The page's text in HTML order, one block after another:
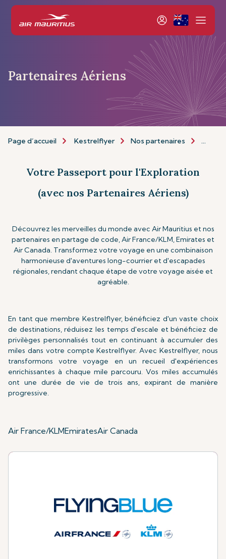
Partenaires Aériens
Page d’accueil Kestrelflyer Nos partenaires
Votre Passeport pour l'Exploration
(avec nos Partenaires Aériens)
Découvrez les merveilles du monde avec Air Mauritius et nos
partenaires en partage de code, Air France/KLM, Emirates et
Air Canada. Transformez votre voyage en une combinaison
harmonieuse d'aventures long-courrier et d'escapades
régionales, rendant chaque étape de votre voyage aisée et
agréable.
En tant que membre Kestrelflyer, bénéficiez d'un vaste choix
de destinations, réduisez les temps d'escale et bénéficiez de
privilèges personnalisés tout en continuant à accumuler des
miles dans votre compte Kestrelflyer. Avec Kestrelflyer, nous
transformons votre voyage en un recueil d'expériences
enrichissantes à chaque mile parcouru. Vos miles accumulés
ont une durée de vie de trois ans, expirant de manière
progressive.
Air France/KLMEmiratesAir Canada